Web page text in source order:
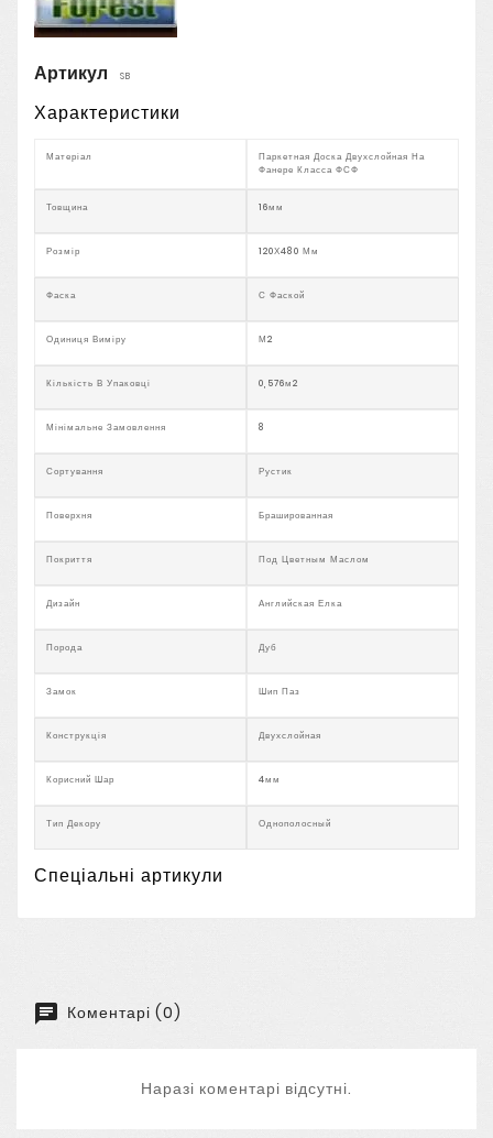
Артикул SB
Характеристики
Матеріал
Паркетная Доска Двухслойная На
Фанере Класса ФСФ
Товщина 16мм
Розмір 120Х480 Мм
Фаска С Фаской
Одиниця Виміру М2
Кількість В Упаковці 0,576м2
Мінімальне Замовлення 8
Сортування Рустик
Поверхня Брашированная
Покриття Под Цветным Маслом
Дизайн Английская Елка
Порода Дуб
Замок Шип Паз
Конструкція Двухслойная
Корисний Шар 4мм
Тип Декору Однополосный
Спеціальні артикули
Коментарі (0)
Наразі коментарі відсутні.